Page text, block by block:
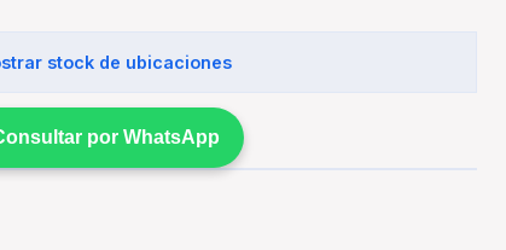
stock de ubicaciones
por WhatsApp